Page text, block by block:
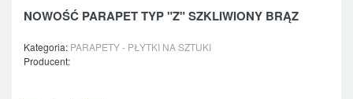
NOWOŚĆ PARAPET TYP "Z" SZKLIWIONY BRĄZ
Kategoria: PARAPETY - PŁYTKI NA SZTUKI
Producent: